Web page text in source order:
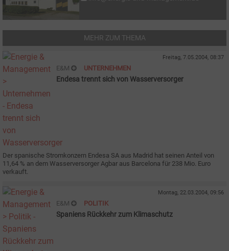
MEHR ZUM THEMA
Freitag, 7.05.2004, 08:37
E&M UNTERNEHMEN
Endesa trennt sich von Wasserversorger
Der spanische Stromkonzern Endesa SA aus Madrid hat seinen Anteil von
11,64 % an dem Wasserversorger Agbar aus Barcelona für 238 Mio. Euro
verkauft.
Montag, 22.03.2004, 09:56
E&M POLITIK
Spaniens Rückkehr zum Klimaschutz